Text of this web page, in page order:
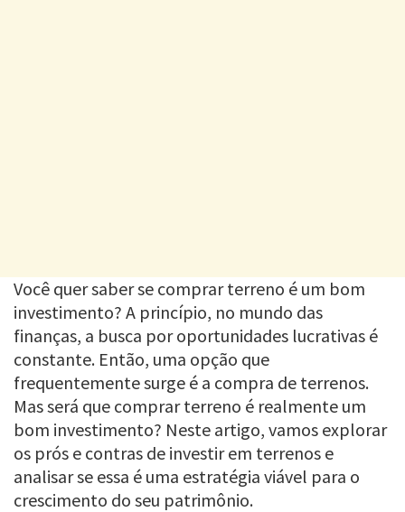
Você quer saber se comprar terreno é um bom
investimento? A princípio, no mundo das
finanças, a busca por oportunidades lucrativas é
constante. Então, uma opção que
frequentemente surge é a compra de terrenos.
Mas será que comprar terreno é realmente um
bom investimento? Neste artigo, vamos explorar
os prós e contras de investir em terrenos e
analisar se essa é uma estratégia viável para o
crescimento do seu patrimônio.